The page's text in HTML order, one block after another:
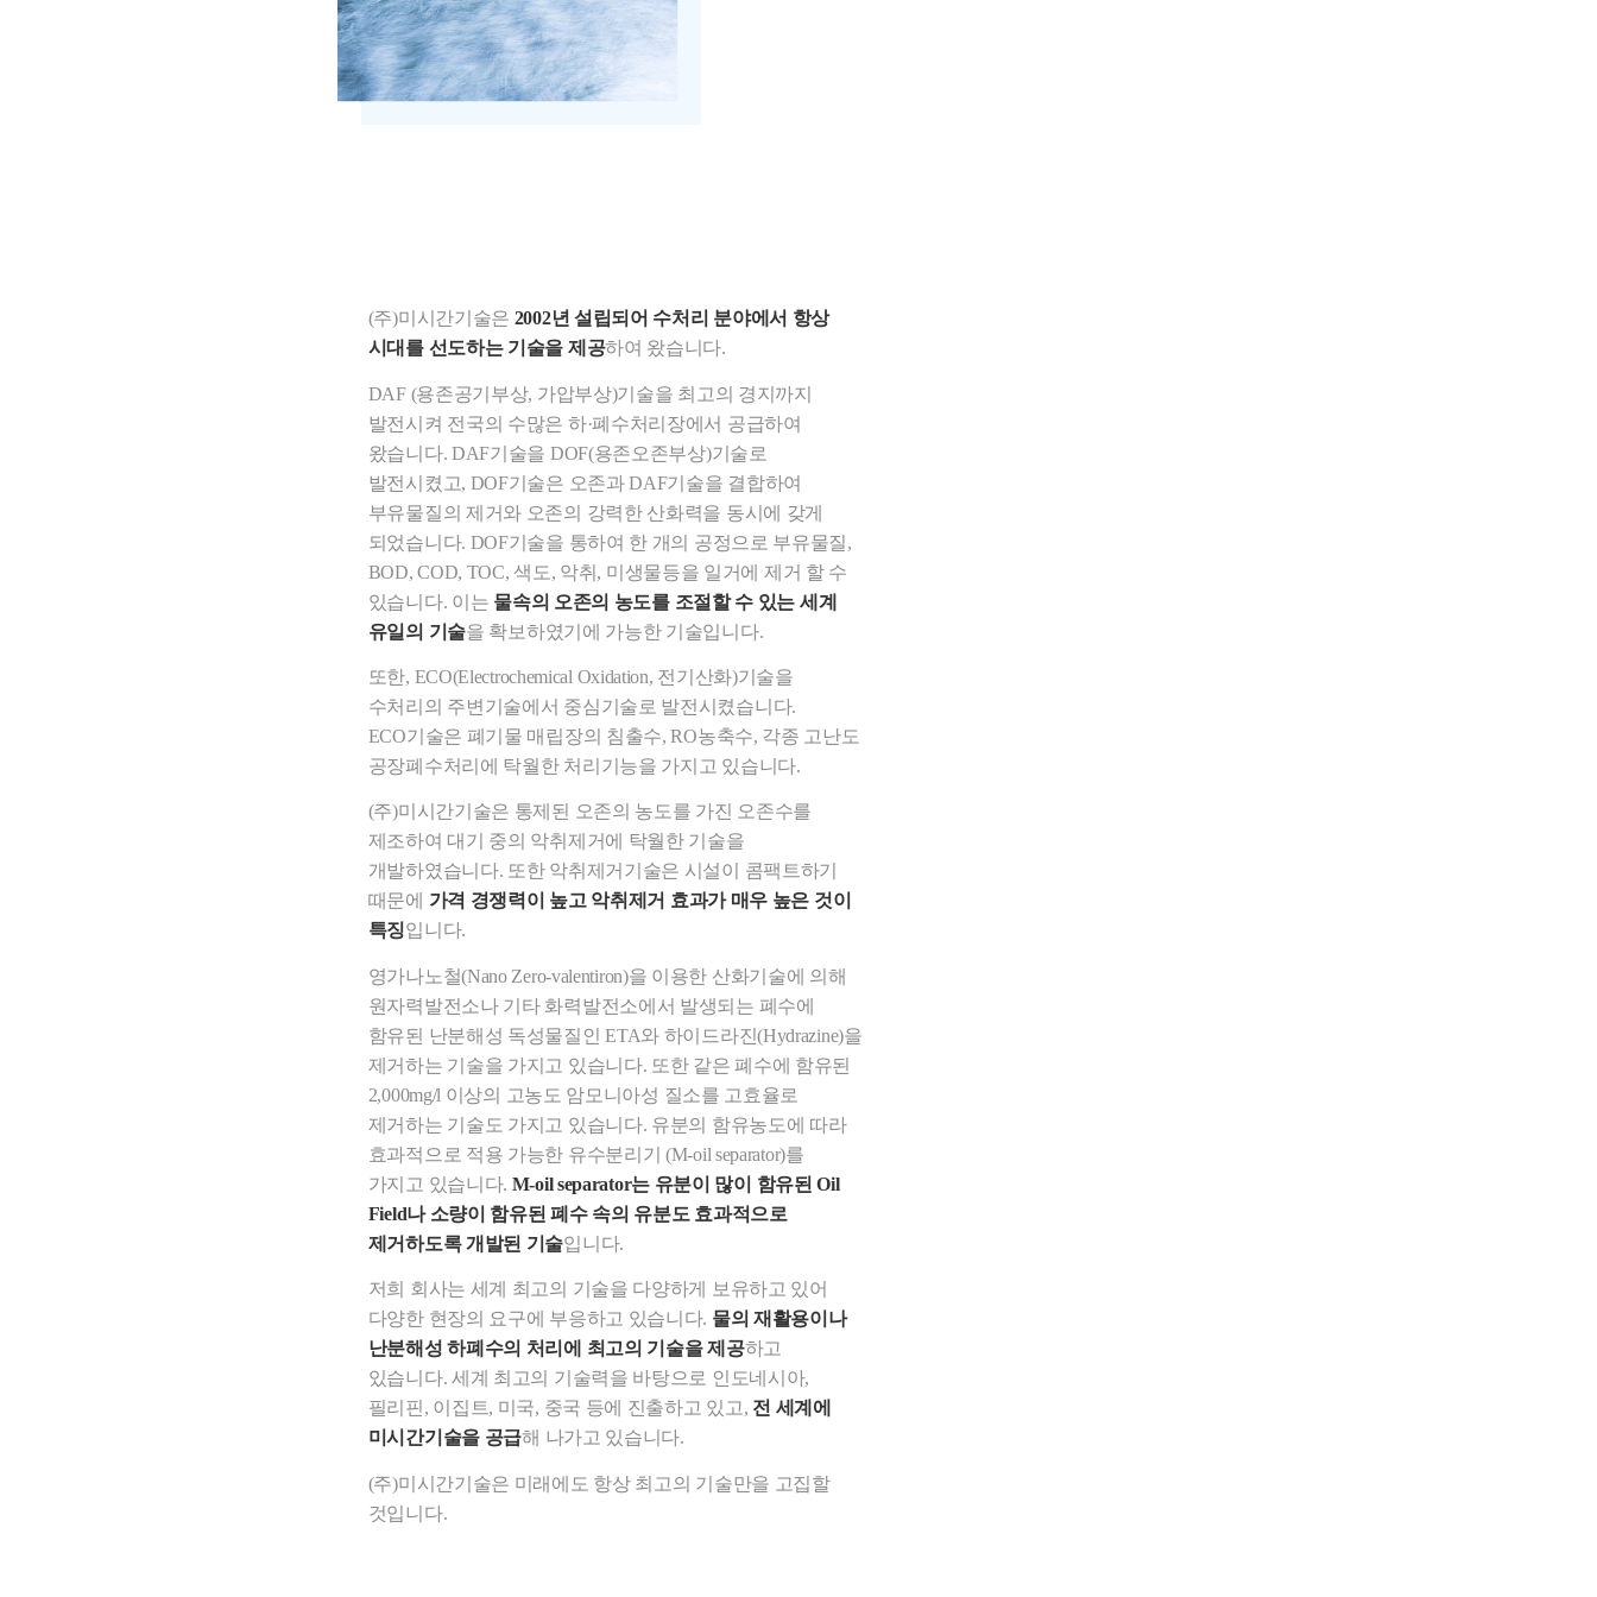
(주)미시간기술은 2002년 설립되어 수처리 분야에서 항상
시대를 선도하는 기술을 제공하여 왔습니다.
DAF (용존공기부상, 가압부상)기술을 최고의 경지까지
발전시켜 전국의 수많은 하·폐수처리장에서 공급하여
왔습니다. DAF기술을 DOF(용존오존부상)기술로
발전시켰고, DOF기술은 오존과 DAF기술을 결합하여
부유물질의 제거와 오존의 강력한 산화력을 동시에 갖게
되었습니다. DOF기술을 통하여 한 개의 공정으로 부유물질,
BOD, COD, TOC, 색도, 악취, 미생물등을 일거에 제거 할 수
있습니다. 이는 물속의 오존의 농도를 조절할 수 있는 세계
유일의 기술을 확보하였기에 가능한 기술입니다.
또한, ECO(Electrochemical Oxidation, 전기산화)기술을
수처리의 주변기술에서 중심기술로 발전시켰습니다.
ECO기술은 폐기물 매립장의 침출수, RO농축수, 각종 고난도
공장폐수처리에 탁월한 처리기능을 가지고 있습니다.
(주)미시간기술은 통제된 오존의 농도를 가진 오존수를
제조하여 대기 중의 악취제거에 탁월한 기술을
개발하였습니다. 또한 악취제거기술은 시설이 콤팩트하기
때문에 가격 경쟁력이 높고 악취제거 효과가 매우 높은 것이
특징입니다.
영가나노철(Nano Zero-valentiron)을 이용한 산화기술에 의해
원자력발전소나 기타 화력발전소에서 발생되는 폐수에
함유된 난분해성 독성물질인 ETA와 하이드라진(Hydrazine)을
제거하는 기술을 가지고 있습니다. 또한 같은 폐수에 함유된
2,000mg/l 이상의 고농도 암모니아성 질소를 고효율로
제거하는 기술도 가지고 있습니다. 유분의 함유농도에 따라
효과적으로 적용 가능한 유수분리기 (M-oil separator)를
가지고 있습니다. M-oil separator는 유분이 많이 함유된 Oil
Field나 소량이 함유된 폐수 속의 유분도 효과적으로
제거하도록 개발된 기술입니다.
저희 회사는 세계 최고의 기술을 다양하게 보유하고 있어
다양한 현장의 요구에 부응하고 있습니다. 물의 재활용이나
난분해성 하폐수의 처리에 최고의 기술을 제공하고
있습니다. 세계 최고의 기술력을 바탕으로 인도네시아,
필리핀, 이집트, 미국, 중국 등에 진출하고 있고, 전 세계에
미시간기술을 공급해 나가고 있습니다.
(주)미시간기술은 미래에도 항상 최고의 기술만을 고집할
것입니다.